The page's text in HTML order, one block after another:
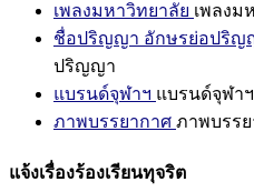
เพลงมหาวิทยาลัย เพลงม
ชื่อปริญญา อักษรย่อปริญ
ปริญญา
แบรนด์จุฬาฯ แบรนด์จุฬาฯ
ภาพบรรยากาศ ภาพบรร
แจ้งเรื่องร้องเรียนทุจริต